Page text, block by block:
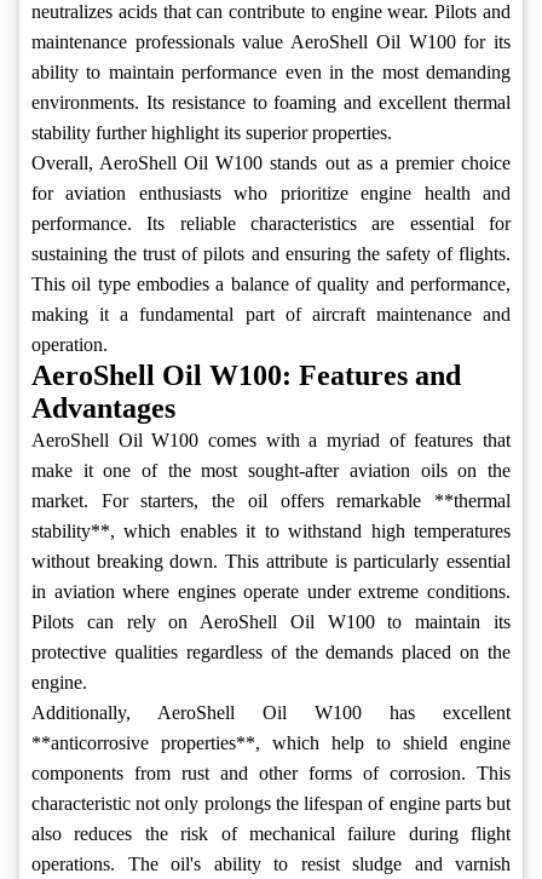
neutralizes acids that can contribute to engine wear. Pilots and
maintenance professionals value AeroShell Oil W100 for its
ability to maintain performance even in the most demanding
environments. Its resistance to foaming and excellent thermal
stability further highlight its superior properties.
Overall, AeroShell Oil W100 stands out as a premier choice
for aviation enthusiasts who prioritize engine health and
performance. Its reliable characteristics are essential for
sustaining the trust of pilots and ensuring the safety of flights.
This oil type embodies a balance of quality and performance,
making it a fundamental part of aircraft maintenance and
operation.
AeroShell Oil W100: Features and
Advantages
AeroShell Oil W100 comes with a myriad of features that
make it one of the most sought-after aviation oils on the
market. For starters, the oil offers remarkable **thermal
stability**, which enables it to withstand high temperatures
without breaking down. This attribute is particularly essential
in aviation where engines operate under extreme conditions.
Pilots can rely on AeroShell Oil W100 to maintain its
protective qualities regardless of the demands placed on the
engine.
Additionally, AeroShell Oil W100 has excellent
**anticorrosive properties**, which help to shield engine
components from rust and other forms of corrosion. This
characteristic not only prolongs the lifespan of engine parts but
also reduces the risk of mechanical failure during flight
operations. The oil's ability to resist sludge and varnish